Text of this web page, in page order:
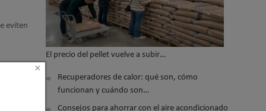
eviten
El precio del pellet vuelve a subir…
Recuperadores de calor: qué son, cómo
funcionan y cuándo son…
Consejos para ahorrar con el aire acondicionado
×